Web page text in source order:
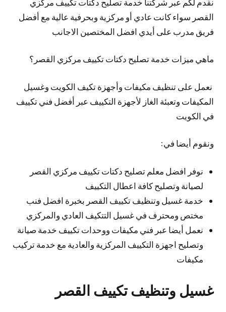
القصر سواء كانت عادي أو مركزية وبحرفية عالية مع أفضل
فريق مدرب على أيدي افضل المختصين الاجانب
ماهي ميزات خدمة تصليح دكتات تكييف مركزي القصر؟
نعمل على تنظيف مكيفات وأجهزة تكيف الكويت وغسيل
المكيفات وتعبئة الغاز لأجهزة التكييف عبر أفضل فني تكييف
في الكويت
ونقوم أيضا في:
نوفر افضل معلم تصليح دكتات تكييف مركزي القصر
لصيانة وتصليح كافة اعطال التكييف
خدمة غسيل وتنظيف تكييف القصر بخبرة افضل فنب
مختص ومحترف في غسيل التتكيف العادي والمركزي
نعمل أيضا عبر فني مكيفات ووحدات تكييف خدمة صيانة
وتصليح اجهزة التكييف المركزية والعادية مع خدمة تركيب
مكيفات
غسيل وتنظيف تكييف القصر